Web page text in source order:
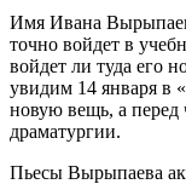
Имя Ивана
точно войдет в
войдет ли туда его
увидим 14 января в
новую вещь, а перед
драматургии.
Пьесы Вырыпаева